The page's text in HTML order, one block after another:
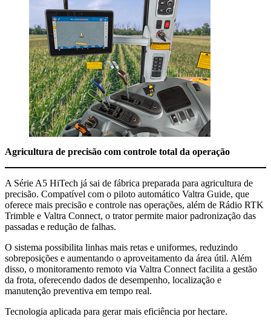
Agricultura de precisão com controle total da operação
A Série A5 HiTech já sai de fábrica preparada para agricultura de
precisão. Compatível com o piloto automático Valtra Guide, que
oferece mais precisão e controle nas operações, além de Rádio RTK
Trimble e Valtra Connect, o trator permite maior padronização das
passadas e redução de falhas.
O sistema possibilita linhas mais retas e uniformes, reduzindo
sobreposições e aumentando o aproveitamento da área útil. Além
disso, o monitoramento remoto via Valtra Connect facilita a gestão
da frota, oferecendo dados de desempenho, localização e
manutenção preventiva em tempo real.
Tecnologia aplicada para gerar mais eficiência por hectare.